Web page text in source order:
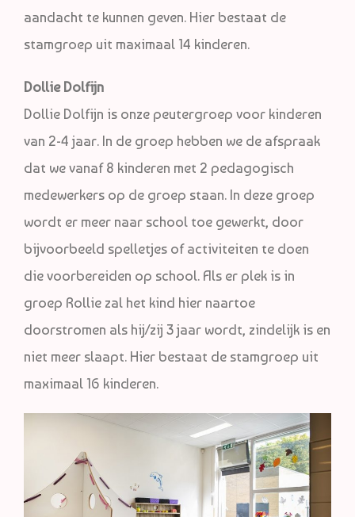
aandacht te kunnen geven. Hier bestaat de
stamgroep uit maximaal 14 kinderen.
Dollie Dolfijn
Dollie Dolfijn is onze peutergroep voor kinderen
van 2-4 jaar. In de groep hebben we de afspraak
dat we vanaf 8 kinderen met 2 pedagogisch
medewerkers op de groep staan. In deze groep
wordt er meer naar school toe gewerkt, door
bijvoorbeeld spelletjes of activiteiten te doen
die voorbereiden op school. Als er plek is in
groep Rollie zal het kind hier naartoe
doorstromen als hij/zij 3 jaar wordt, zindelijk is en
niet meer slaapt. Hier bestaat de stamgroep uit
maximaal 16 kinderen.